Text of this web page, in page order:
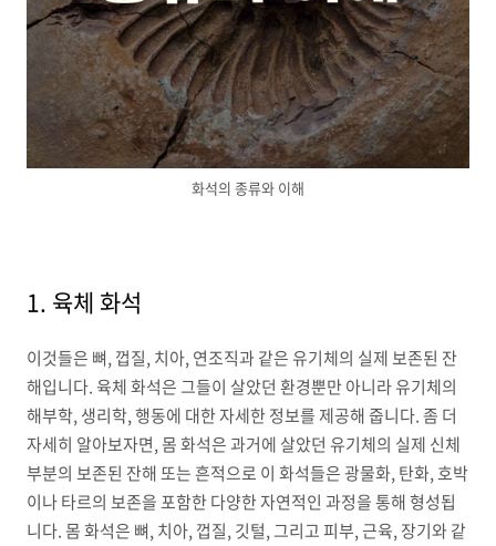
화석의 종류와 이해
1. 육체 화석
이것들은 뼈, 껍질, 치아, 연조직과 같은 유기체의 실제 보존된 잔
해입니다. 육체 화석은 그들이 살았던 환경뿐만 아니라 유기체의
해부학, 생리학, 행동에 대한 자세한 정보를 제공해 줍니다. 좀 더
자세히 알아보자면, 몸 화석은 과거에 살았던 유기체의 실제 신체
부분의 보존된 잔해 또는 흔적으로 이 화석들은 광물화, 탄화, 호박
이나 타르의 보존을 포함한 다양한 자연적인 과정을 통해 형성됩
니다. 몸 화석은 뼈, 치아, 껍질, 깃털, 그리고 피부, 근육, 장기와 같